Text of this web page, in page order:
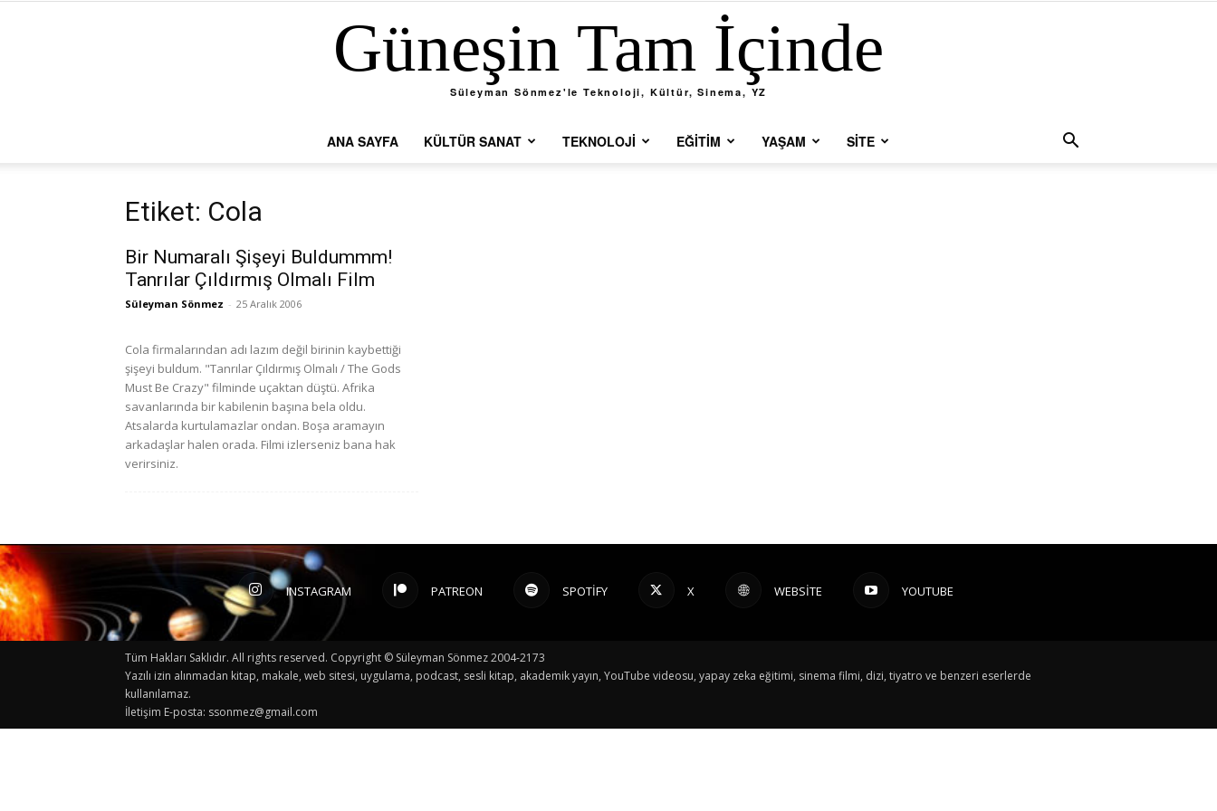
Güneşin Tam İçinde
Süleyman Sönmez'le Teknoloji, Kültür, Sinema, YZ
ANA SAYFA KÜLTÜR SANAT TEKNOLOJI EĞITIM YAŞAM SİTE
Etiket: Cola
Bir Numaralı Şişeyi Buldummm!
Tanrılar Çıldırmış Olmalı Film
Süleyman Sönmez - 25 Aralık 2006
Cola firmalarından adı lazım değil birinin kaybettiği
şişeyi buldum. "Tanrılar Çıldırmış Olmalı / The Gods
Must Be Crazy" filminde uçaktan düştü. Afrika
savanlarında bir kabilenin başına bela oldu.
Atsalarda kurtulamazlar ondan. Boşa aramayın
arkadaşlar halen orada. Filmi izlerseniz bana hak
verirsiniz.
INSTAGRAM PATREON SPOTIFY X WEBSITE YOUTUBE
Tüm Hakları Saklıdır. All rights reserved. Copyright © Süleyman Sönmez 2004-2173
Yazılı izin alınmadan kitap, makale, web sitesi, uygulama, podcast, sesli kitap, akademik yayın, YouTube videosu, yapay zeka eğitimi, sinema filmi, dizi, tiyatro ve benzeri eserlerde
kullanılamaz.
İletişim E-posta: ssonmez@gmail.com